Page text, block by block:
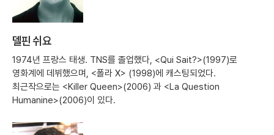
델핀 쉬요
1974년 프랑스 태생. TNS를 졸업했다, <Qui Sait?>(1997)로
영화계에 데뷔했으며, <폴라 X> (1998)에 캐스팅되었다.
최근작으로는 <Killer Queen>(2006) 과 <La Question
Humanine>(2006)이 있다.